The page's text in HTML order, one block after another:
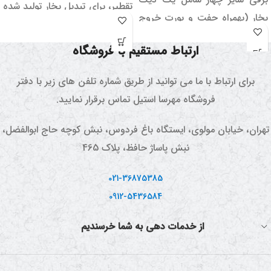
بخار (بهمراه چفت و پورت خروج
بخار)، شیلنگ سیلیکونی نسوز
(بدون بو، مزه و خاصیت
اصافی)، کندانسور تقطیر برقی
سایز چهار و با قابلیت سفارشی
سازی بر اساس درخواست مشتری
می باشد.
تقطیر، برای تبدیل بخار تولید شده
توسط دستگاه گلابگیری به مایع و
عرق نهایی استفاده می شود. این
وسیله کاربرد راحتی دارد و میعان
را سرعت می بخشد. این کندانسور
مناسب دیگ های تا 15 لیتر می
باشد.
ارتباط مستقیم با فروشگاه
برای ارتباط با ما می توانید از طریق شماره تلفن های زیر با دفتر
فروشگاه مهرسا استیل تماس برقرار نمایید.
تهران، خیابان مولوی، ایستگاه باغ فردوس، نبش کوچه حاج ابوالفضل،
نبش پاساژ حافظ، پلاک 465
021-36875385
0912-5436584
از خدمات دهی به شما خرسندیم